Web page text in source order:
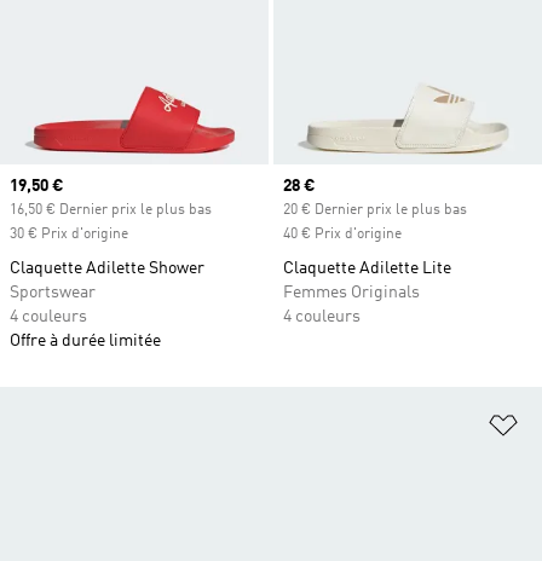
Prix actuel
19,50 €
16,50 € Dernier prix le plus bas
30 € Prix d'origine
Claquette Adilette Shower
Sportswear
4 couleurs
Offre à durée limitée
Prix actuel
28 €
20 € Dernier prix le plus bas
40 € Prix d'origine
Claquette Adilette Lite
Femmes Originals
4 couleurs